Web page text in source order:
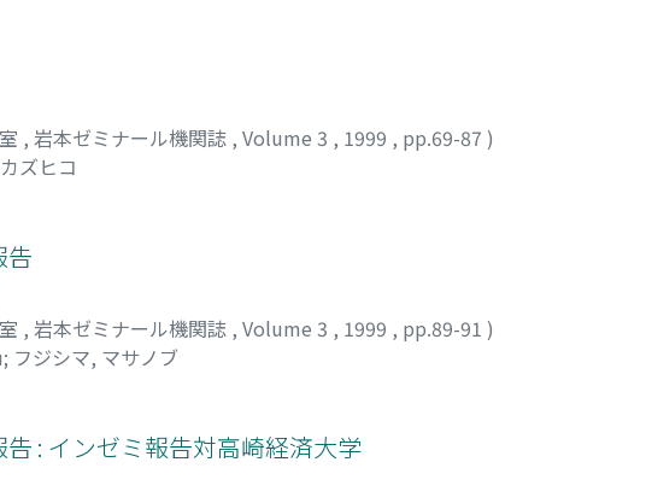
, 岩本ゼミナール機関誌 , Volume 3 , 1999 , pp.69-87 )
ズヒコ
告
, 岩本ゼミナール機関誌 , Volume 3 , 1999 , pp.89-91 )
; フジシマ, マサノブ
: インゼミ報告対高崎経済大学